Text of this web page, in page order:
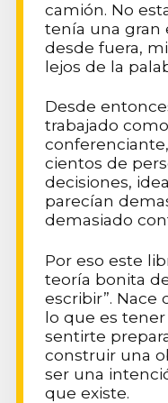
camión. No
tenía una gran
desde fuera,
lejos de la
Desde
trabajado
cientos de
decisiones,
parecían
demasiado
Por eso este
teoría bonita
escribir”. Nace
lo que es
sentirte
construir una
ser una
que existe.